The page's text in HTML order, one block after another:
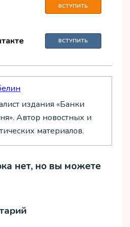
ВСТУПИТЬ
ВСТУПИТЬ
издания «Банки
Автор новостных и
материалов.
нет, но вы можете